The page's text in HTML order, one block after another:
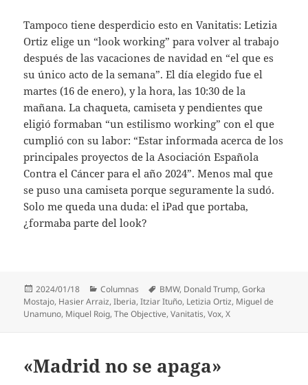
Tampoco tiene desperdicio esto en Vanitatis: Letizia
Ortiz elige un “look working” para volver al trabajo
después de las vacaciones de navidad en “el que es
su único acto de la semana”. El día elegido fue el
martes (16 de enero), y la hora, las 10:30 de la
mañana. La chaqueta, camiseta y pendientes que
eligió formaban “un estilismo working” con el que
cumplió con su labor: “Estar informada acerca de los
principales proyectos de la Asociación Española
Contra el Cáncer para el año 2024”. Menos mal que
se puso una camiseta porque seguramente la sudó.
Solo me queda una duda: el iPad que portaba,
¿formaba parte del look?
Publicado
el
2024/01/18 Categorías
Columnas Etiquetas
BMW, Donald Trump,Gorka
Mostajo, Hasier Arraiz,Iberia,Itziar Ituño, Letizia Ortiz, Miguel de
Unamuno, Miquel Roig,The Objective,Vanitatis,Vox,X
«Madrid no se apaga»